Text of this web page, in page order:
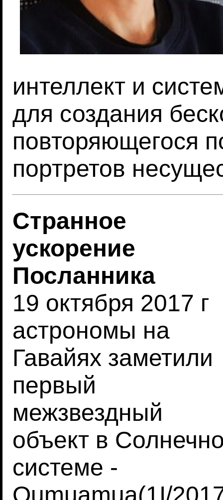
интеллект и
для создания
повторяющегося
портретов
Странное
ускорение
Посланника
19 октября 2017 г
астрономы на
Гавайях заметили
первый
межзвездный
объект в
системе -